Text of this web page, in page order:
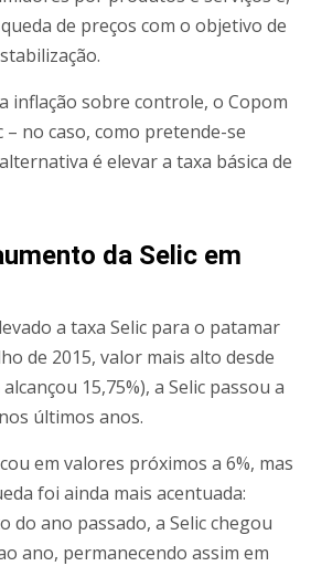
de preços com o objetivo de
inflação sobre controle, o Copom
– no caso, como pretende-se
é elevar a taxa básica de
da Selic em
a taxa Selic para o patamar
de 2015, valor mais alto desde
15,75%), a Selic passou a
últimos anos.
em valores próximos a 6%, mas
foi ainda mais acentuada:
do ano passado, a Selic chegou
ano, permanecendo assim em